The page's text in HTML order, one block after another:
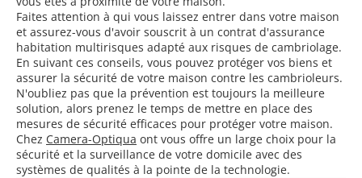
Faites attention à qui vous laissez entrer dans votre maison
et assurez-vous d'avoir souscrit à un contrat d'assurance
habitation multirisques adapté aux risques de cambriolage.
En suivant ces conseils, vous pouvez protéger vos biens et
assurer la sécurité de votre maison contre les cambrioleurs.
N'oubliez pas que la prévention est toujours la meilleure
solution, alors prenez le temps de mettre en place des
mesures de sécurité efficaces pour protéger votre maison.
Chez Camera-Optiqua ont vous offre un large choix pour la
sécurité et la surveillance de votre domicile avec des
systèmes de qualités à la pointe de la technologie.